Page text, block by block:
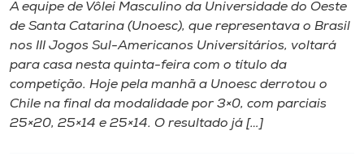
A
Internacionalização
I.nova
A equipe de Vôlei Masculino da Universidade do Oeste
de Santa Catarina (Unoesc), que representava o Brasil
nos III Jogos Sul-Americanos Universitários, voltará
para casa nesta quinta-feira com o título da
competição. Hoje pela manhã a Unoesc derrotou o
Chile na final da modalidade por 3×0, com parciais
25×20, 25×14 e 25×14. O resultado já […]